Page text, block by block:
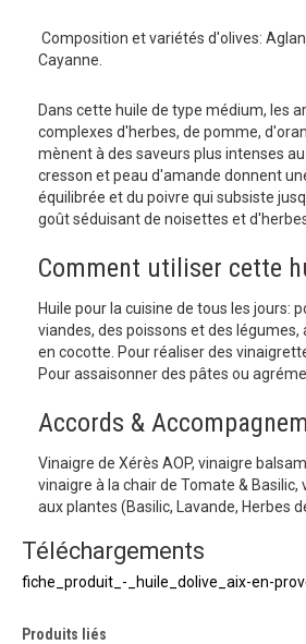
Composition et variétés d'olives:
Cayanne.
Dans cette huile de type médium, les
complexes d'herbes, de pomme,
mènent à des saveurs plus intenses
cresson et peau d'amande donnent
équilibrée et du poivre qui subsiste
goût séduisant de noisettes et
Comment utiliser cette
Huile pour la cuisine de tous les jours:
viandes, des poissons et des légumes,
en cocotte. Pour réaliser des
Pour assaisonner des pâtes ou
Accords &
Vinaigre de Xérès AOP, vinaigre
vinaigre à la chair de Tomate & Basilic,
aux plantes (Basilic, Lavande, Herbes
Téléchargements
fiche_produit_-_huile_dolive_aix-en-
Produits liés